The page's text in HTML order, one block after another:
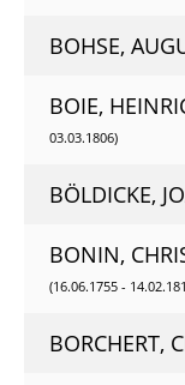
BOHSE,
BOIE,
03.03.1806)
BÖLDICKE,
BONIN,
(16.06.1755 -
BORCHERT,